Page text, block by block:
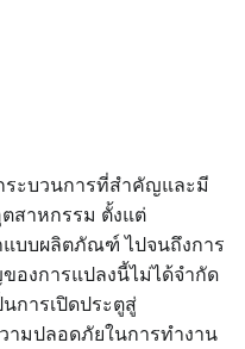
กระบวนการที่สำคัญและมี
สาหกรรม ตั้งแต่
บบผลิตภัณฑ์ ไปจนถึงการ
องการแปลงนี้ไม่ได้จำกัด
การเปิดประตูสู่
มปลอดภัยในการทำงาน